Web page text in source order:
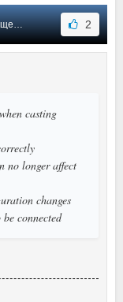
#0 2
casting
no longer affect
changes
connected